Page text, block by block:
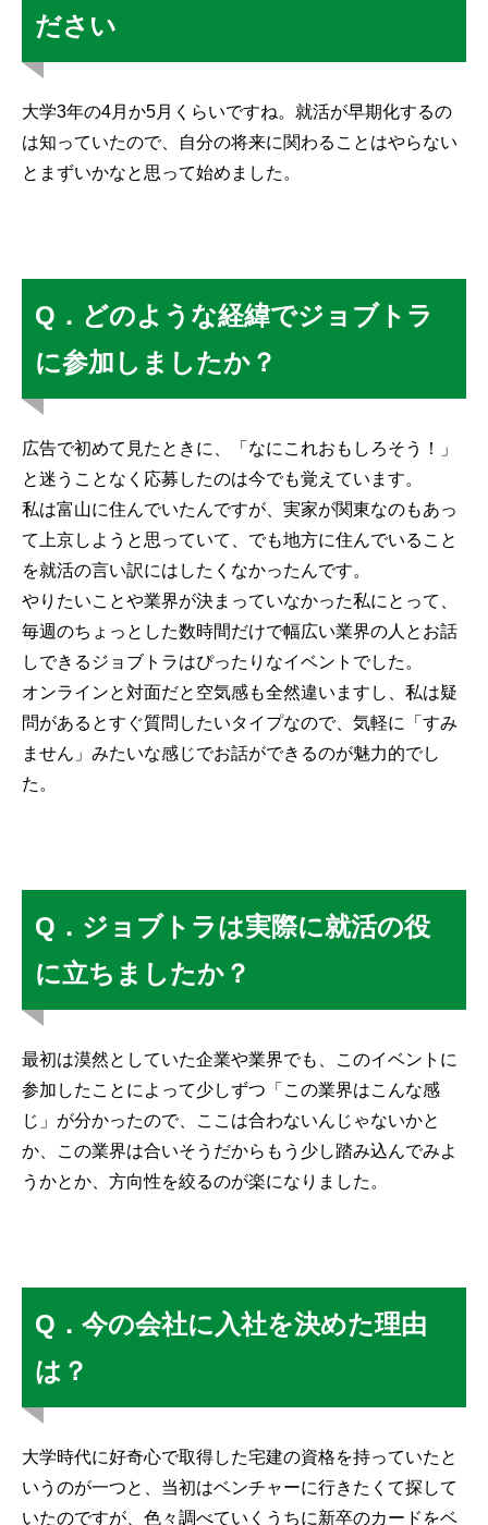
ださい
大学3年の4月か5月くらいですね。就活が早期化するの
は知っていたので、自分の将来に関わることはやらない
とまずいかなと思って始めました。
Q．どのような経緯でジョブトラ
に参加しましたか？
広告で初めて見たときに、「なにこれおもしろそう！」
と迷うことなく応募したのは今でも覚えています。
私は富山に住んでいたんですが、実家が関東なのもあっ
て上京しようと思っていて、でも地方に住んでいること
を就活の言い訳にはしたくなかったんです。
やりたいことや業界が決まっていなかった私にとって、
毎週のちょっとした数時間だけで幅広い業界の人とお話
しできるジョブトラはぴったりなイベントでした。
オンラインと対面だと空気感も全然違いますし、私は疑
問があるとすぐ質問したいタイプなので、気軽に「すみ
ません」みたいな感じでお話ができるのが魅力的でし
た。
Q．ジョブトラは実際に就活の役
に立ちましたか？
最初は漠然としていた企業や業界でも、このイベントに
参加したことによって少しずつ「この業界はこんな感
じ」が分かったので、ここは合わないんじゃないかと
か、この業界は合いそうだからもう少し踏み込んでみよ
うかとか、方向性を絞るのが楽になりました。
Q．今の会社に入社を決めた理由
は？
大学時代に好奇心で取得した宅建の資格を持っていたと
いうのが一つと、当初はベンチャーに行きたくて探して
いたのですが、色々調べていくうちに新卒のカードをベ